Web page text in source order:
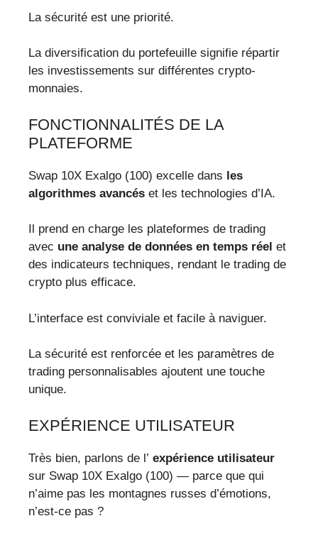
La sécurité est une priorité.
La diversification du portefeuille signifie répartir
les investissements sur différentes crypto-
monnaies.
FONCTIONNALITÉS DE LA
PLATEFORME
Swap 10X Exalgo (100) excelle dans les
algorithmes avancés et les technologies d’IA.
Il prend en charge les plateformes de trading
avec une analyse de données en temps réel et
des indicateurs techniques, rendant le trading de
crypto plus efficace.
L’interface est conviviale et facile à naviguer.
La sécurité est renforcée et les paramètres de
trading personnalisables ajoutent une touche
unique.
EXPÉRIENCE UTILISATEUR
Très bien, parlons de l’ expérience utilisateur
sur Swap 10X Exalgo (100) — parce que qui
n’aime pas les montagnes russes d’émotions,
n’est-ce pas ?